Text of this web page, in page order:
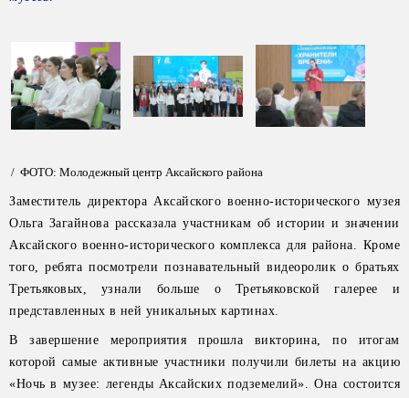
/ ФОТО: Молодежный центр Аксайского района
Заместитель директора Аксайского военно-исторического музея
Ольга Загайнова рассказала участникам об истории и значении
Аксайского военно-исторического комплекса для района. Кроме
того, ребята посмотрели познавательный видеоролик о братьях
Третьяковых, узнали больше о Третьяковской галерее и
представленных в ней уникальных картинах.
В завершение мероприятия прошла викторина, по итогам
которой самые активные участники получили билеты на акцию
«Ночь в музее: легенды Аксайских подземелий». Она состоится